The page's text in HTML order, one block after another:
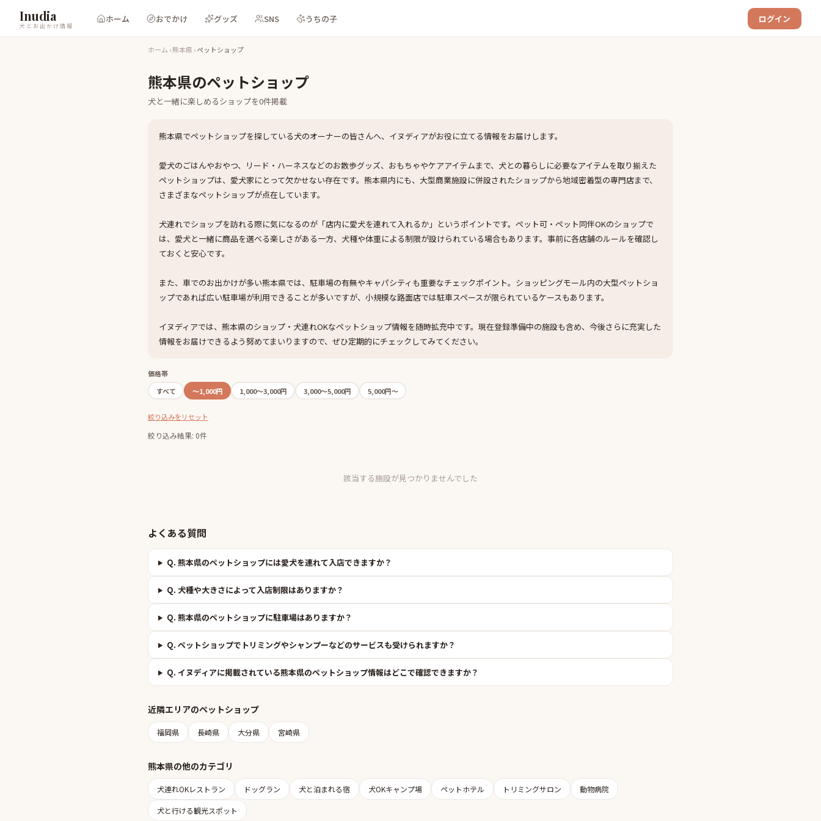
Inudia
犬とお出かけ情報
ホーム おでかけ グッズ SNS うちの子 ログイン
ホーム ›熊本県›ペットショップ
熊本県のペットショップ
犬と一緒に楽しめるショップを0件掲載
熊本県でペットショップを探している犬のオーナーの皆さんへ、イヌディアがお役に立てる情報をお届けします。
愛犬のごはんやおやつ、リード・ハーネスなどのお散歩グッズ、おもちゃやケアアイテムまで、犬との暮らしに必要なアイテムを取り揃えた
ペットショップは、愛犬家にとって欠かせない存在です。熊本県内にも、大型商業施設に併設されたショップから地域密着型の専門店まで、
さまざまなペットショップが点在しています。
犬連れでショップを訪れる際に気になるのが「店内に愛犬を連れて入れるか」というポイントです。ペット可・ペット同伴OKのショップで
は、愛犬と一緒に商品を選べる楽しさがある一方、犬種や体重による制限が設けられている場合もあります。事前に各店舗のルールを確認し
ておくと安心です。
また、車でのお出かけが多い熊本県では、駐車場の有無やキャパシティも重要なチェックポイント。ショッピングモール内の大型ペットショ
ップであれば広い駐車場が利用できることが多いですが、小規模な路面店では駐車スペースが限られているケースもあります。
イヌディアでは、熊本県のショップ・犬連れOKなペットショップ情報を随時拡充中です。現在登録準備中の施設も含め、今後さらに充実した
情報をお届けできるよう努めてまいりますので、ぜひ定期的にチェックしてみてください。
価格帯
すべて
〜1,000円 1,000〜3,000円 3,000〜5,000円 5,000円〜
絞り込みをリセット
絞り込み結果: 0件
該当する施設が見つかりませんでした
よくある質問
Q. 熊本県のペットショップには愛犬を連れて入店できますか？
Q. 犬種や大きさによって入店制限はありますか？
Q. 熊本県のペットショップに駐車場はありますか？
Q. ペットショップでトリミングやシャンプーなどのサービスも受けられますか？
Q. イヌディアに掲載されている熊本県のペットショップ情報はどこで確認できますか？
近隣エリアのペットショップ
福岡県 長崎県 大分県 宮崎県
熊本県の他のカテゴリ
犬連れOKレストラン ドッグラン 犬と泊まれる宿 犬OKキャンプ場 ペットホテル トリミングサロン 動物病院
犬と行ける観光スポット